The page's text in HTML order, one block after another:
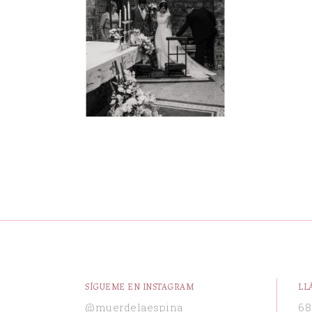
SÍGUEME EN INSTAGRAM
@muerdelaespina